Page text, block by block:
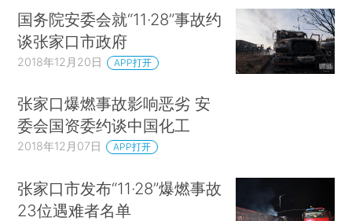
国务院安委会就“11·28”事故约
谈张家口市政府
2018年12月20日 APP打开
张家口爆燃事故影响恶劣 安
委会国资委约谈中国化工
2018年12月07日 APP打开
张家口市发布“11·28”爆燃事故
23位遇难者名单